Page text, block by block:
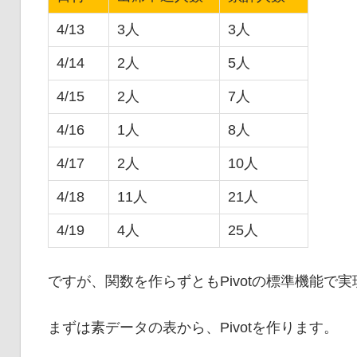
4/13 3人 3人
4/14 2人 5人
4/15 2人 7人
4/16 1人 8人
4/17 2人 10人
4/18 11人 21人
4/19 4人 25人
ですが、関数を作らずとも Pivotの標準機能で実
まずは素データの表から、Pivotを作ります。